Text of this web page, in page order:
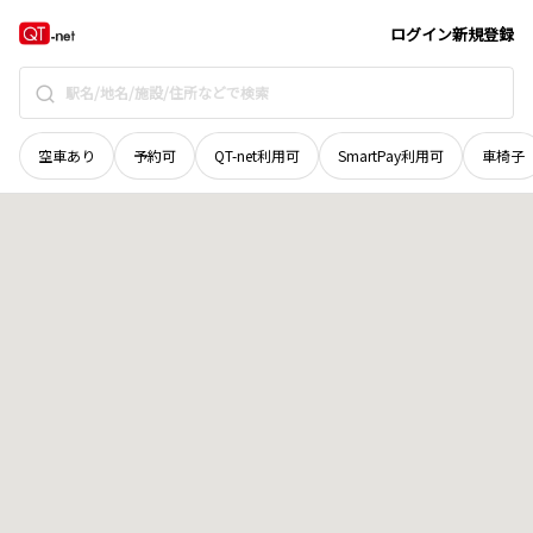
ログイン新規登録
空車あり 予約可 QT-net利用可 SmartPay利用可 車椅子
新潟県